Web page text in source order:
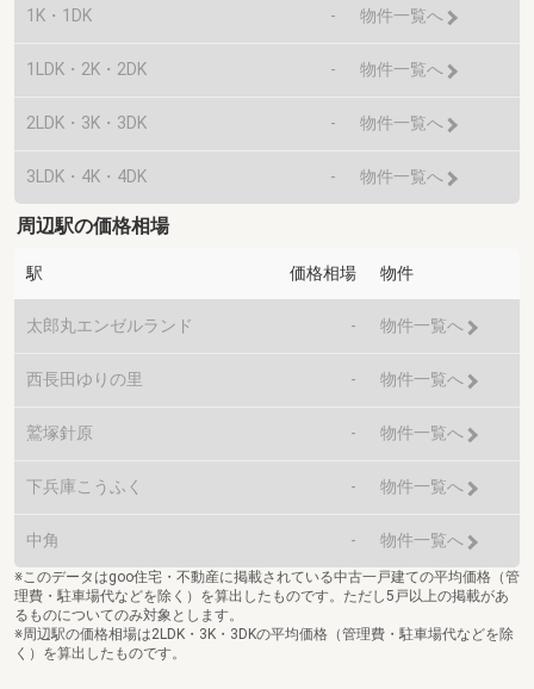
1K・1DK - 物件一覧へ
1LDK・2K・2DK - 物件一覧へ
2LDK・3K・3DK - 物件一覧へ
3LDK・4K・4DK - 物件一覧へ
周辺駅の価格相場
駅 価格相場 物件
太郎丸エンゼルランド - 物件一覧へ
西長田ゆりの里 - 物件一覧へ
鷲塚針原 - 物件一覧へ
下兵庫こうふく - 物件一覧へ
中角 - 物件一覧へ
※このデータはgoo住宅・不動産に掲載されている中古一戸建ての平均価格（管
理費・駐車場代などを除く）を算出したものです。ただし5戸以上の掲載があ
るものについてのみ対象とします。
※周辺駅の価格相場は2LDK・3K・3DKの平均価格（管理費・駐車場代などを除
く）を算出したものです。